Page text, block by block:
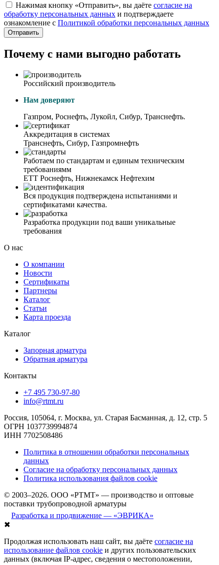
Нажимая кнопку «Отправить», вы даёте согласие на
обработку персональных данных и подтверждаете
ознакомление с Политикой обработки персональных данных
Отправить
Почему с нами выгодно работать
Российский производитель
Нам доверяют
Газпром, Роснефть, Лукойл, Сибур, Транснефть.
Аккредитация в системах
Транснефть, Сибур, Газпромнефть
Работаем по стандартам и единым техническим
требованиямм
ЕТТ Роснефть, Нижнекамск Нефтехим
Вся продукция подтверждена испытаниями и
сертификатами качества.
Разработка продукции под ваши уникальные
требования
О нас
О компании
Новости
Сертификаты
Партнеры
Каталог
Статьи
Карта проезда
Каталог
Запорная арматура
Обратная арматура
Контакты
+7 495 730-97-80
info@rtmt.ru
Россия, 105064, г. Москва, ул. Старая Басманная, д. 12, стр. 5
ОГРН 1037739994874
ИНН 7702508486
Политика в отношении обработки персональных
данных
Согласие на обработку персональных данных
Политика использования файлов cookie
© 2003–2026. ООО «РТМТ» — производство и оптовые
поставки трубопроводной арматуры
Разработка и продвижение — «ЭВРИКА»
✖
Продолжая использовать наш сайт, вы даёте согласие на
использование файлов cookie и других пользовательских
данных (включая IP-адрес, сведения о местоположении,